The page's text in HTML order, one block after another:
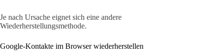
Je nach Ursache eignet sich eine andere
Wiederherstellungsmethode.
Google-Kontakte im Browser wiederherstellen